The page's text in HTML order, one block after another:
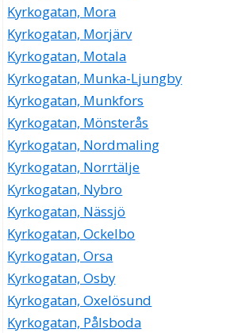
Kyrkogatan, Mora
Kyrkogatan, Morjärv
Kyrkogatan, Motala
Kyrkogatan, Munka-Ljungby
Kyrkogatan, Munkfors
Kyrkogatan, Mönsterås
Kyrkogatan, Nordmaling
Kyrkogatan, Norrtälje
Kyrkogatan, Nybro
Kyrkogatan, Nässjö
Kyrkogatan, Ockelbo
Kyrkogatan, Orsa
Kyrkogatan, Osby
Kyrkogatan, Oxelösund
Kyrkogatan, Pålsboda